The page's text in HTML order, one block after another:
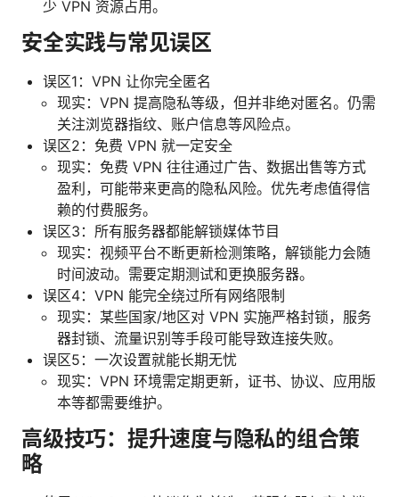
少 VPN 资源占用。
安全实践与常见误区
误区1：VPN 让你完全匿名
现实：VPN 提高隐私等级，但并非绝对匿名。仍需
关注浏览器指纹、账户信息等风险点。
误区2：免费 VPN 就一定安全
现实：免费 VPN 往往通过广告、数据出售等方式
盈利，可能带来更高的隐私风险。优先考虑值得信
赖的付费服务。
误区3：所有服务器都能解锁媒体节目
现实：视频平台不断更新检测策略，解锁能力会随
时间波动。需要定期测试和更换服务器。
误区4：VPN 能完全绕过所有网络限制
现实：某些国家/地区对 VPN 实施严格封锁，服务
器封锁、流量识别等手段可能导致连接失败。
误区5：一次设置就能长期无忧
现实：VPN 环境需定期更新，证书、协议、应用版
本等都需要维护。
高级技巧：提升速度与隐私的组合策
略